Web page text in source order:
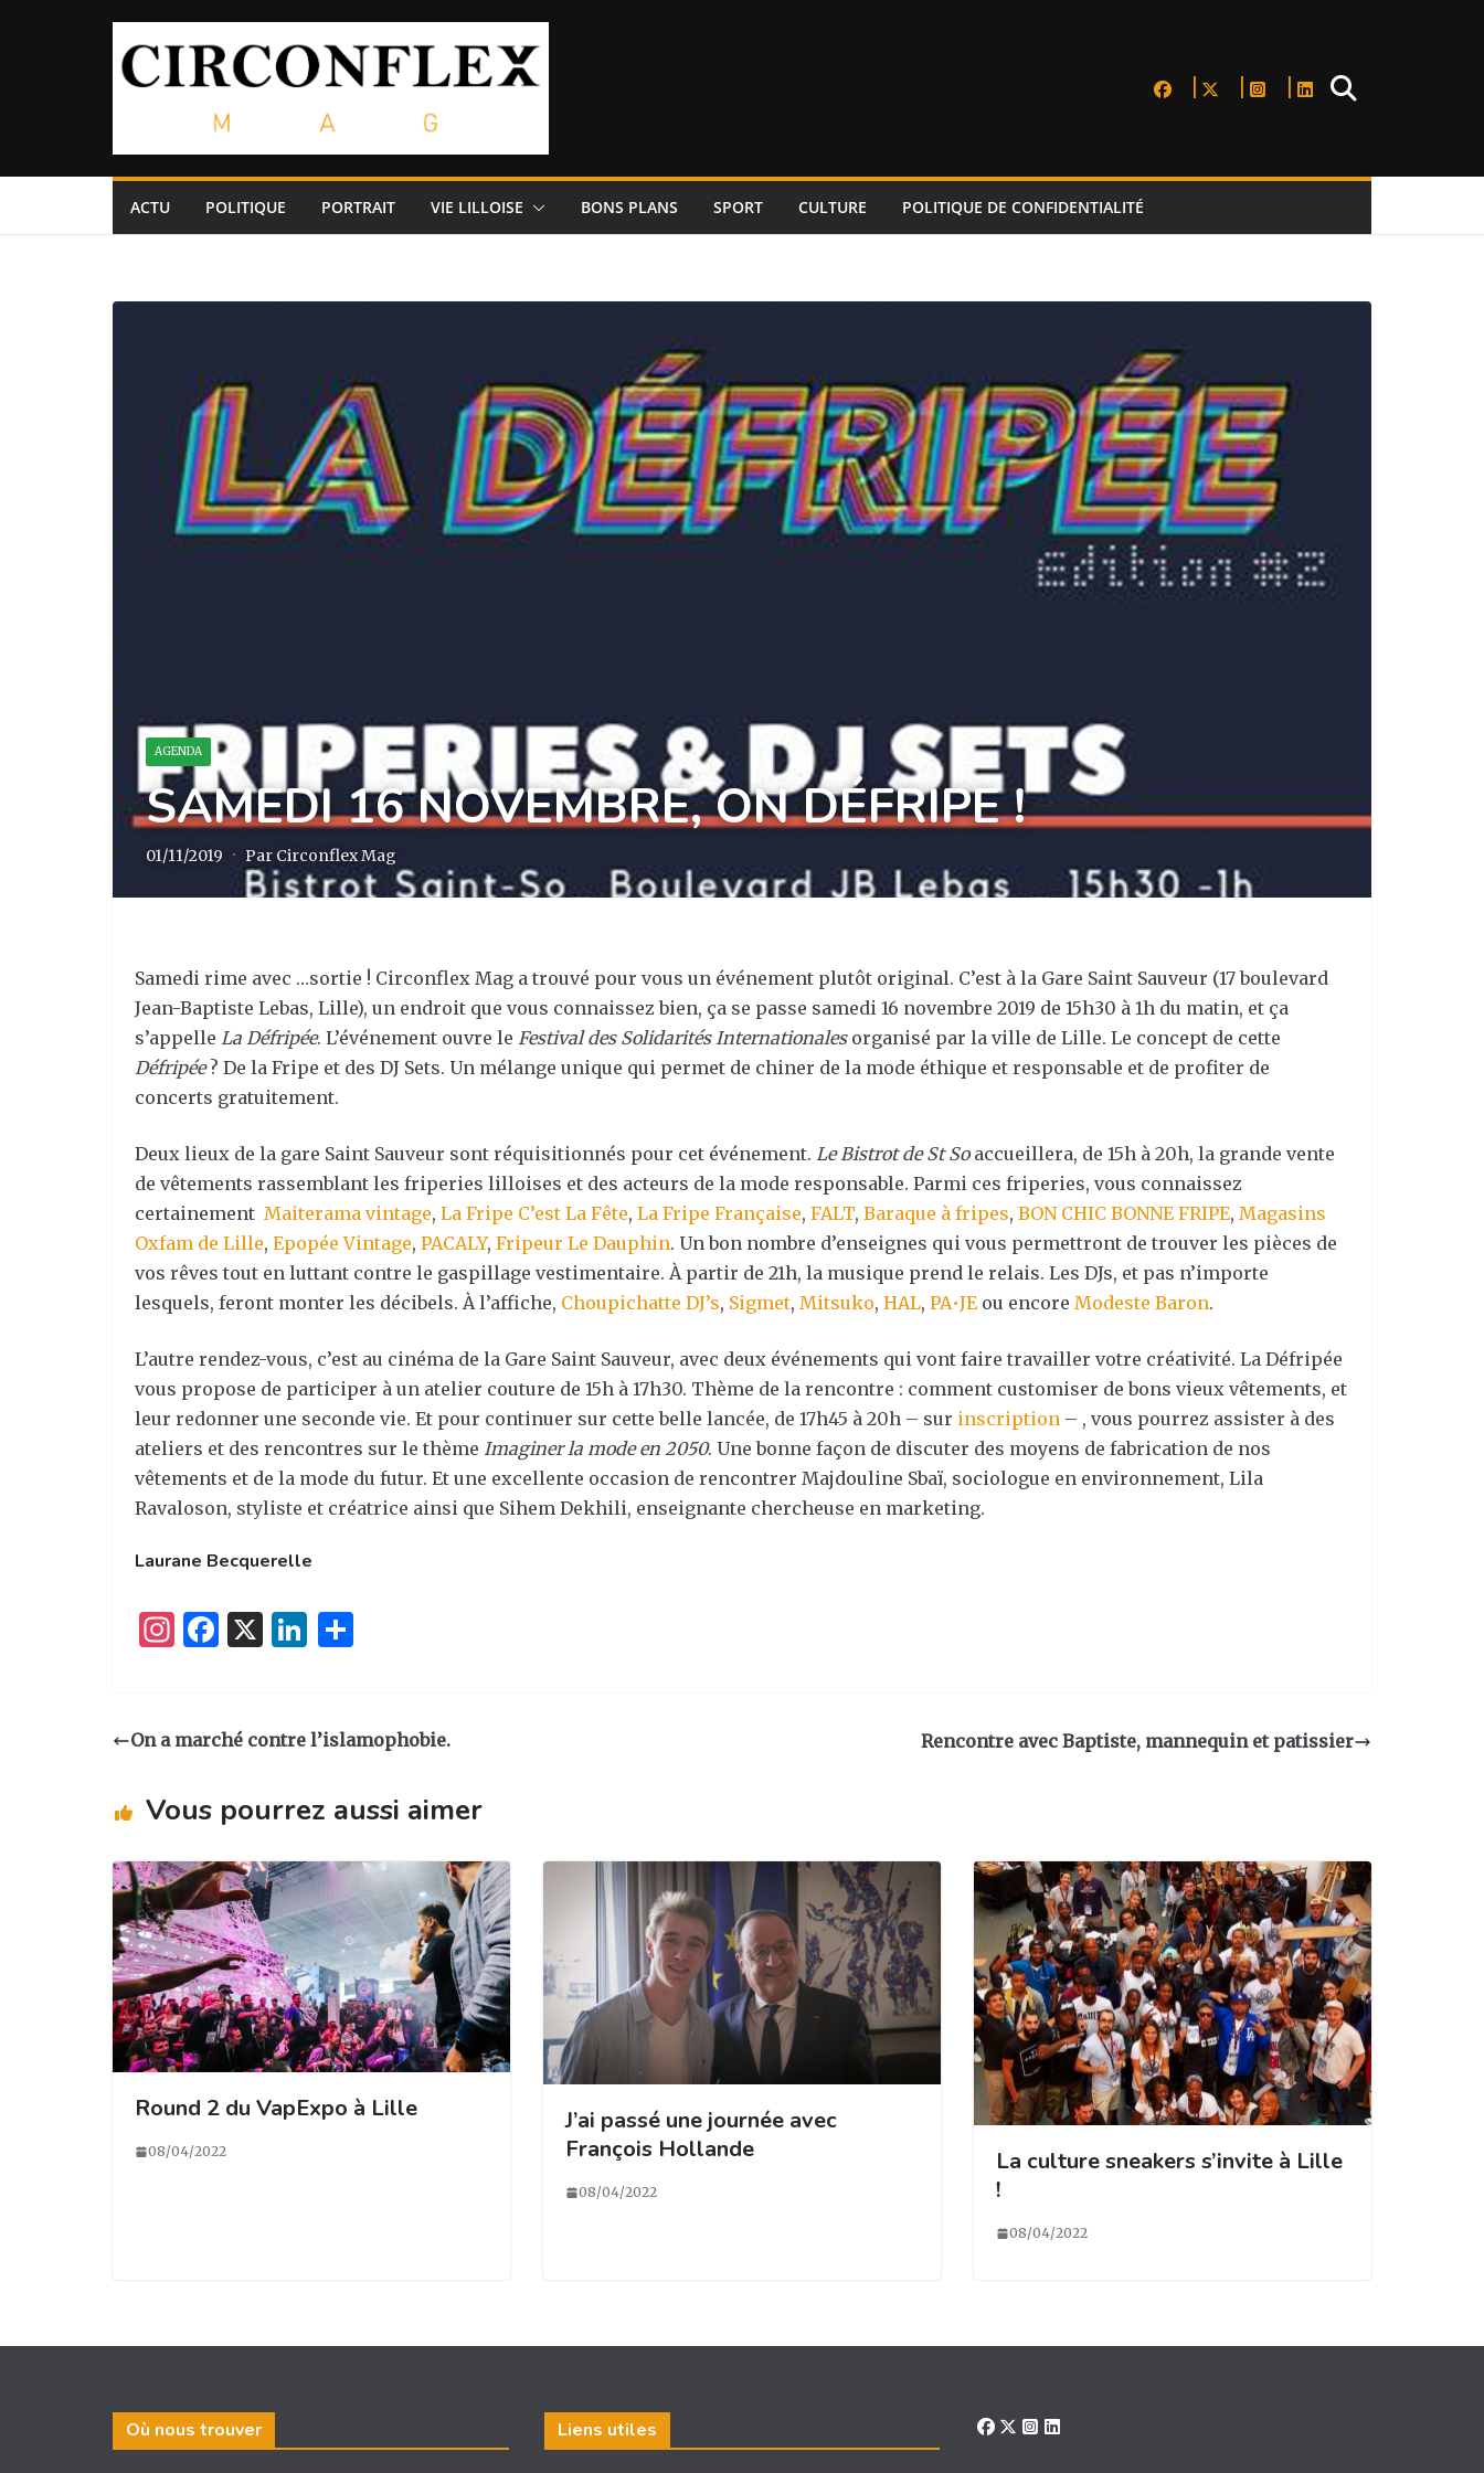
ACTU POLITIQUE PORTRAIT VIE LILLOISE BONS PLANS SPORT CULTURE POLITIQUE DE CONFIDENTIALITÉ
AGENDA
SAMEDI 16 NOVEMBRE, ON DÉFRIPE !
01/11/2019 · Par Circonflex Mag
Samedi rime avec …sortie ! Circonflex Mag a trouvé pour vous un événement plutôt original. C’est à la Gare Saint Sauveur (17 boulevard
Jean-Baptiste Lebas, Lille), un endroit que vous connaissez bien, ça se passe samedi 16 novembre 2019 de 15h30 à 1h du matin, et ça
s’appelle La Défripée. L’événement ouvre le Festival des Solidarités Internationalesorganisé par la ville de Lille. Le concept de cette
Défripée? De la Fripe et des DJ Sets. Un mélange unique qui permet de chiner de la mode éthique et responsable et de profiter de
concerts gratuitement.
Deux lieux de la gare Saint Sauveur sont réquisitionnés pour cet événement. Le Bistrot de St Soaccueillera, de 15h à 20h, la grande vente
de vêtements rassemblant les friperies lilloises et des acteurs de la mode responsable. Parmi ces friperies, vous connaissez
certainement Maiterama vintage, La Fripe C’est La Fête, La Fripe Française, FALT, Baraque à fripes, BON CHIC BONNE FRIPE, Magasins
Oxfam de Lille, Epopée Vintage, PACALY, Fripeur Le Dauphin. Un bon nombre d’enseignes qui vous permettront de trouver les pièces de
vos rêves tout en luttant contre le gaspillage vestimentaire. À partir de 21h, la musique prend le relais. Les DJs, et pas n’importe
lesquels, feront monter les décibels. À l’affiche, Choupichatte DJ’s, Sigmet, Mitsuko, HAL, PA•JE ou encore Modeste Baron.
L’autre rendez-vous, c’est au cinéma de la Gare Saint Sauveur, avec deux événements qui vont faire travailler votre créativité. La Défripée
vous propose de participer à un atelier couture de 15h à 17h30. Thème de la rencontre : comment customiser de bons vieux vêtements, et
leur redonner une seconde vie. Et pour continuer sur cette belle lancée, de 17h45 à 20h – sur inscription – , vous pourrez assister à des
ateliers et des rencontres sur le thème Imaginer la mode en 2050. Une bonne façon de discuter des moyens de fabrication de nos
vêtements et de la mode du futur. Et une excellente occasion de rencontrer Majdouline Sbaï, sociologue en environnement, Lila
Ravaloson, styliste et créatrice ainsi que Sihem Dekhili, enseignante chercheuse en marketing.
Laurane Becquerelle
I
a
ra
F
e
o
k
X
Li
e
n
g
On a marché contre l’islamophobie. Rencontre avec Baptiste, mannequin et patissier
Vous pourrez aussi aimer
Round 2 du VapExpo à Lille
08/04/2022
J’ai passé une journée avec
François Hollande
08/04/2022
La culture sneakers s’invite à Lille
!
08/04/2022
Où nous trouver Liens utiles